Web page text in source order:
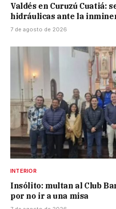
Valdés en Curuzú Cuatiá:
hidráulicas ante la
7 de agosto de 2026
INTERIOR
Insólito: multan al Club
por no ir a una misa